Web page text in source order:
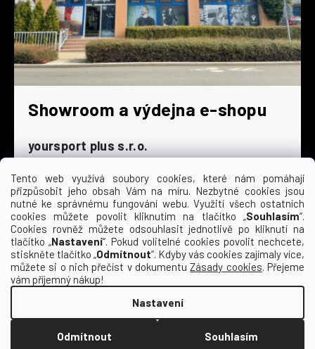
Tento web využívá soubory cookies, které nám pomáhají
přizpůsobit jeho obsah Vám na míru. Nezbytné cookies jsou
nutné ke správnému fungování webu. Využití všech ostatních
cookies můžete povolit kliknutím na tlačítko „Souhlasím“.
Cookies rovněž můžete odsouhlasit jednotlivě po kliknutí na
tlačítko „Nastavení“. Pokud volitelné cookies povolit nechcete,
stiskněte tlačítko „Odmítnout“. Kdyby vás cookies zajímaly více,
můžete si o nich přečíst v dokumentuZásady cookies. Přejeme
vám příjemný nákup!
Nastavení
Odmítnout Souhlasím
Showroom a výdejna e-shopu
yoursport plus s.r.o.
Dyjská 845/4
196 00 Praha 9 - Čakovice
Po - Čt
9:00 - 16:30
Pá
9:00 - 15:30
So
zavřeno
Ne
zavřeno
Vytvořil Shoptet
Copyright 2026
Kempa | yoursport. Všechna